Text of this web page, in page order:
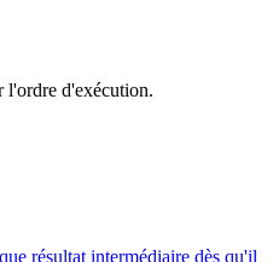
l'ordre d'exécution.
résultat intermédiaire dès qu'il